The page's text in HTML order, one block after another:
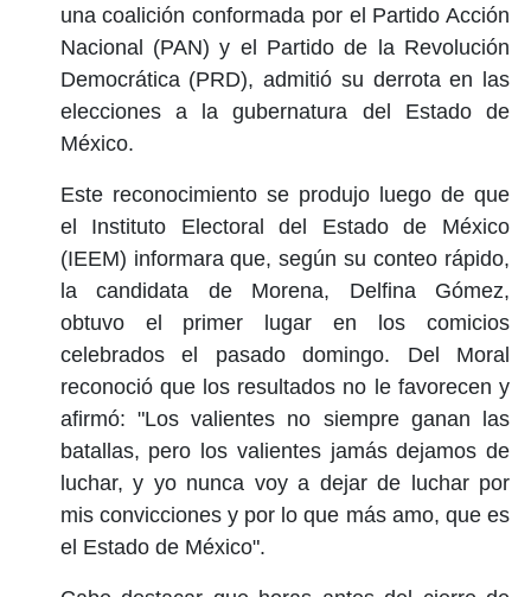
una coalición conformada por el Partido Acción
Nacional (PAN) y el Partido de la Revolución
Democrática (PRD), admitió su derrota en las
elecciones a la gubernatura del Estado de
México.
Este reconocimiento se produjo luego de que
el Instituto Electoral del Estado de México
(IEEM) informara que, según su conteo rápido,
la candidata de Morena, Delfina Gómez,
obtuvo el primer lugar en los comicios
celebrados el pasado domingo. Del Moral
reconoció que los resultados no le favorecen y
afirmó: "Los valientes no siempre ganan las
batallas, pero los valientes jamás dejamos de
luchar, y yo nunca voy a dejar de luchar por
mis convicciones y por lo que más amo, que es
el Estado de México".